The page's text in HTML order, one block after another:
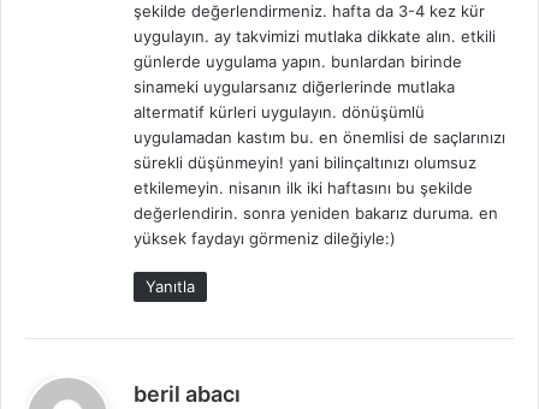
şekilde değerlendirmeniz. hafta da 3-4 kez kür
uygulayın. ay takvimizi mutlaka dikkate alın. etkili
günlerde uygulama yapın. bunlardan birinde
sinameki uygularsanız diğerlerinde mutlaka
altermatif kürleri uygulayın. dönüşümlü
uygulamadan kastım bu. en önemlisi de saçlarınızı
sürekli düşünmeyin! yani bilinçaltınızı olumsuz
etkilemeyin. nisanın ilk iki haftasını bu şekilde
değerlendirin. sonra yeniden bakarız duruma. en
yüksek faydayı görmeniz dileğiyle:)
Yanıtla
beril abacı